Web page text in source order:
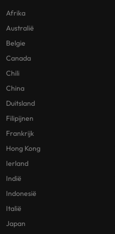
Afrika
Australië
Belgie
Canada
Chili
China
Duitsland
Filipijnen
Frankrijk
Hong Kong
Ierland
Indië
Indonesië
Italië
Japan